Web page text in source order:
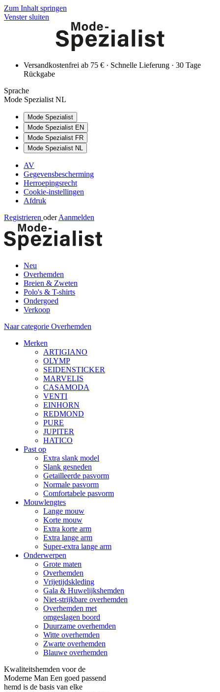
Zum Inhalt springen
Venster sluiten
Versandkostenfrei ab 75 € · Schnelle Lieferung · 30 Tage
Rückgabe
Sprache
Mode Spezialist NL
Mode Spezialist
Mode Spezialist EN
Mode Spezialist FR
Mode Spezialist NL
AV
Gegevensbescherming
Herroepingsrecht
Cookie-instellingen
Afdruk
Registrieren oder Aanmelden
Neu
Overhemden
Breien & Zweten
Polo's & T-shirts
Ondergoed
Verkoop
Naar categorie Overhemden
Merken
ARTIGIANO
OLYMP
SEIDENSTICKER
MARVELIS
CASAMODA
VENTI
EINHORN
REDMOND
PURE
JUPITER
HATICO
Past op
Extra slank model
Slank gesneden
Getailleerde pasvorm
Normale pasvorm
Comfortabele pasvorm
Mouwlengtes
Lange mouw
Korte mouw
Extra korte arm
Extra lange arm
Super-extra lange arm
Onderwerpen
Grote maten
Overhemden
Vrijetijdskleding
Gala & Huwelijkshemden
Niet-strijkbare overhemden
Overhemden met
omgeslagen boord
Duurzame overhemden
Witte overhemden
Zwarte overhemden
Blauwe overhemden
Kwaliteitshemden voor de
Moderne Man Een goed passend
hemd is de basis van elke